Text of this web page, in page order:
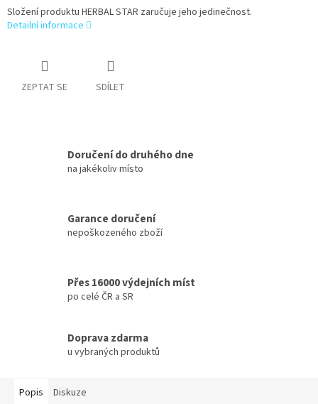
Složení produktu HERBAL STAR zaručuje jeho jedinečnost.
Detailní informace
ZEPTAT SE SDÍLET
Doručení do druhého dne
na jakékoliv místo
Garance doručení
nepoškozeného zboží
Přes 16000 výdejních míst
po celé ČR a SR
Doprava zdarma
u vybraných produktů
Popis Diskuze